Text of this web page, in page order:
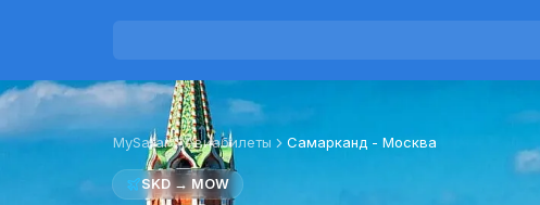
MySafar Авиабилеты Самарканд - Москва
SKD→MOW